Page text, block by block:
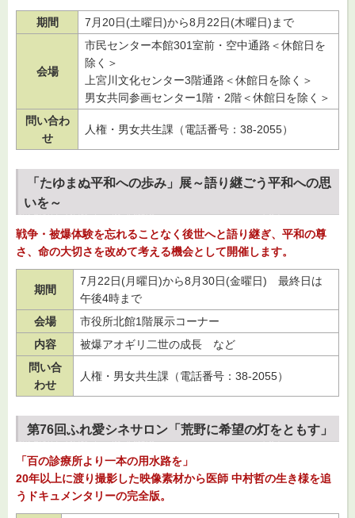
期間 7月20日(土曜日)から8月22日(木曜日)まで
会場
市民センター本館301室前・空中通路＜休館日を
除く＞
上宮川文化センター3階通路＜休館日を除く＞
男女共同参画センター1階・2階＜休館日を除く＞
問い合わ
せ
人権・男女共生課（電話番号：38-2055）
「たゆまぬ平和への歩み」展～語り継ごう平和への思
いを～
戦争・被爆体験を忘れることなく後世へと語り継ぎ、平和の尊
さ、命の大切さを改めて考える機会として開催します。
期間
7月22日(月曜日)から8月30日(金曜日) 最終日は
午後4時まで
会場
市役所北館1階展示コーナー
内容
被爆アオギリ二世の成長 など
問い合
わせ
人権・男女共生課（電話番号：38-2055）
第76回ふれ愛シネサロン「荒野に希望の灯をともす」
「百の診療所より一本の用水路を」
20年以上に渡り撮影した映像素材から医師 中村哲の生き様を追
うドキュメンタリーの完全版。